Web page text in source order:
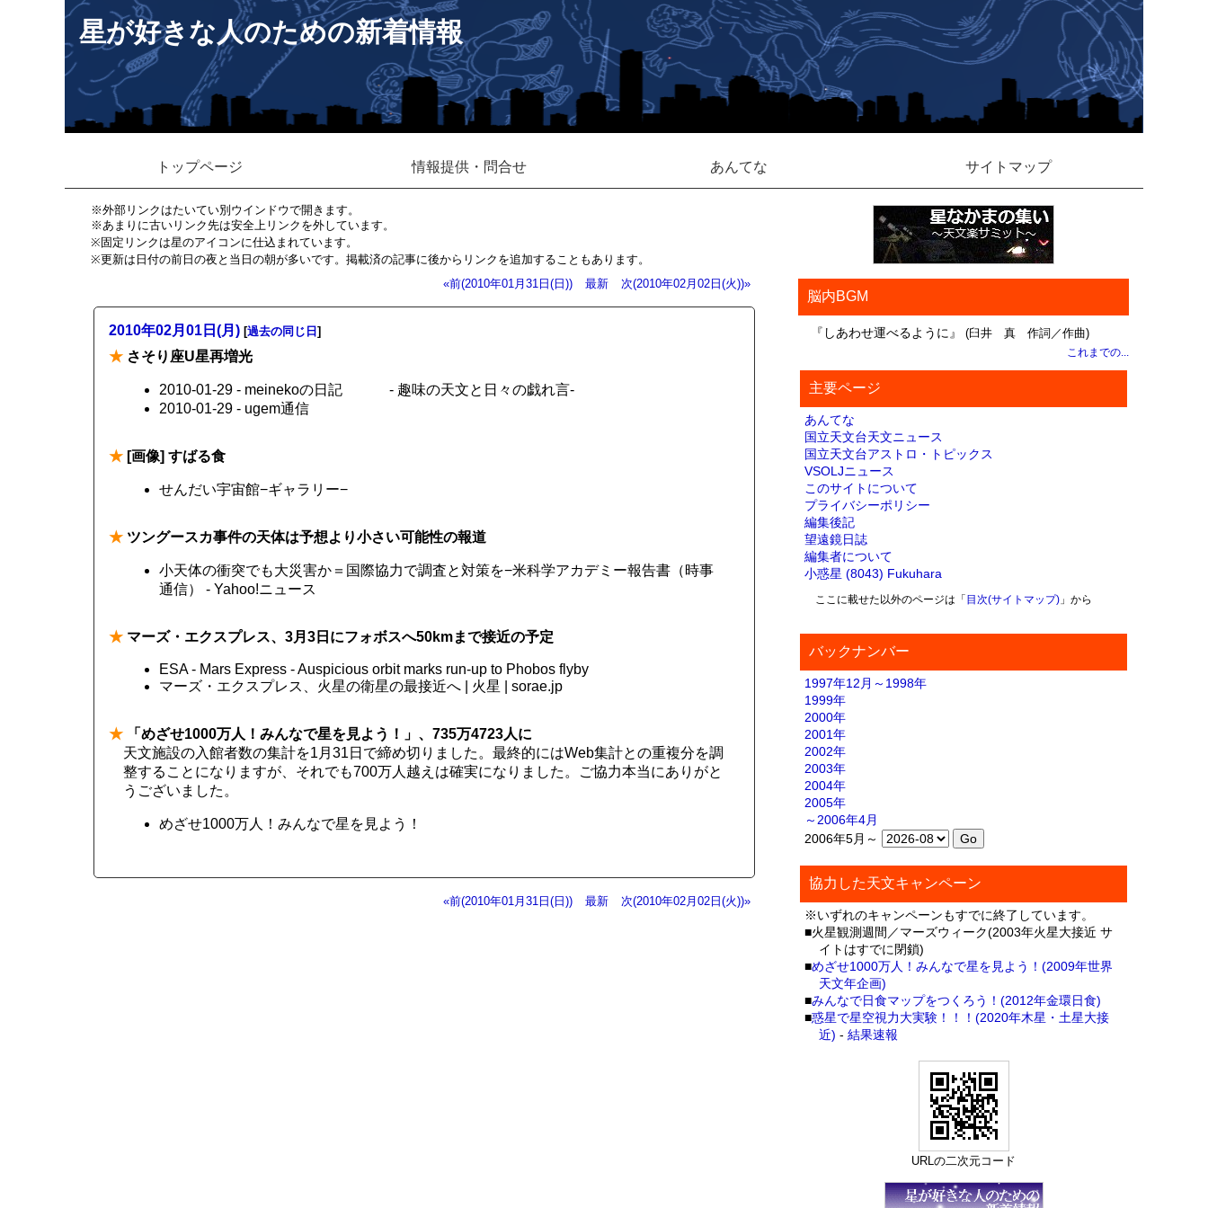
星が好きな人のための新着情報
トップページ 情報提供・問合せ あんてな サイトマップ
※外部リンクはたいてい別ウインドウで開きます。
※あまりに古いリンク先は安全上リンクを外しています。
※固定リンクは星のアイコンに仕込まれています。
※更新は日付の前日の夜と当日の朝が多いです。掲載済の記事に後からリンクを追加することもあります。
«前(2010年01月31日(日))
最新 次(2010年02月02日(火))»
2010年02月01日(月) [過去の同じ日 ]
★ さそり座U星再増光
2010-01-29 - meinekoの日記 - 趣味の天文と日々の戯れ言-
2010-01-29 - ugem通信
★ [画像] すばる食
せんだい宇宙館−ギャラリー−
★ ツングースカ事件の天体は予想より小さい可能性の報道
小天体の衝突でも大災害か＝国際協力で調査と対策を−米科学アカデミー報告書（時事
通信） - Yahoo!ニュース
★ マーズ・エクスプレス、3月3日にフォボスへ50kmまで接近の予定
ESA - Mars Express - Auspicious orbit marks run-up to Phobos flyby
マーズ・エクスプレス、火星の衛星の最接近へ | 火星 | sorae.jp
★ 「めざせ1000万人！みんなで星を見よう！」、735万4723人に
天文施設の入館者数の集計を1月31日で締め切りました。最終的にはWeb集計との重複分を調
整することになりますが、それでも700万人越えは確実になりました。ご協力本当にありがと
うございました。
めざせ1000万人！みんなで星を見よう！
«前(2010年01月31日(日)) 最新 次(2010年02月02日(火))»
脳内BGM
『しあわせ運べるように』 (臼井 真 作詞／作曲)
これまでの...
主要ページ
あんてな
国立天文台天文ニュース
国立天文台アストロ・トピックス
VSOLJニュース
このサイトについて
プライバシーポリシー
編集後記
望遠鏡日誌
編集者について
小惑星 (8043) Fukuhara
ここに載せた以外のページは「 目次(サイトマップ)」から
バックナンバー
1997年12月～1998年
1999年
2000年
2001年
2002年
2003年
2004年
2005年
～2006年4月
2006年5月～
協力した天文キャンペーン
※いずれのキャンペーンもすでに終了しています。
■火星観測週間／マーズウィーク(2003年火星大接近 サ
イトはすでに閉鎖)
■めざせ1000万人！みんなで星を見よう！(2009年世界
天文年企画)
■みんなで日食マップをつくろう！(2012年金環日食)
■惑星で星空視力大実験！！！(2020年木星・土星大接
近) -結果速報
URLの二次元コード